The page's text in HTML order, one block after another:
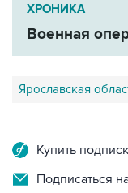
ХРОНИКА
Военная
Ярославская
Купить
Подписаться